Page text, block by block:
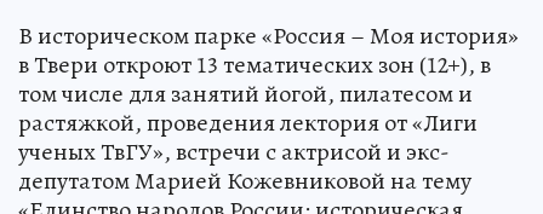
В историческом парке «Россия – Моя история»
в Твери откроют 13 тематических зон (12+), в
том числе для занятий йогой, пилатесом и
растяжкой, проведения лектория от «Лиги
ученых ТвГУ», встречи с актрисой и экс-
депутатом Марией Кожевниковой на тему